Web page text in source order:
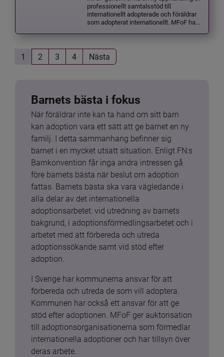
professionellt samtalsstöd till
internationellt adopterade och föräldrar
som adopterat internationellt. MFoF ha...
1 2 3 4 Nästa
Barnets bästa i fokus
När föräldrar inte kan ta hand om sitt barn
kan adoption vara ett sätt att ge barnet en ny
familj. I detta sammanhang befinner sig
barnet i en mycket utsatt situation. Enligt FN:s
Barnkonvention får inga andra intressen gå
före barnets bästa när beslut om adoption
fattas. Barnets bästa ska vara vägledande i
alla delar av det internationella
adoptionsarbetet: vid utredning av barnets
bakgrund, i adoptionsförmedlingsarbetet och i
arbetet med att förbereda och utreda
adoptionssökande samt vid stöd efter
adoption.
I Sverige har kommunerna ansvar för att
förbereda och utreda de som vill adoptera.
Kommunen har också ett ansvar för att ge
stöd efter adoptionen. MFoF ger auktorisation
till adoptionsorganisationerna som förmedlar
internationella adoptioner och har tillsyn över
deras arbete.